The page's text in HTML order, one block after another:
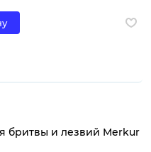
бритвы и лезвий Merkur